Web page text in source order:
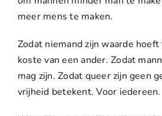
meer mens te maken.
Zodat niemand zijn waarde
koste van een ander. Zodat
mag zijn. Zodat queer zijn geen
vrijheid betekent. Voor iedereen.